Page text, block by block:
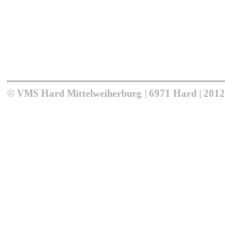
© VMS Hard Mittelweiherburg | 6971 Hard | 2012